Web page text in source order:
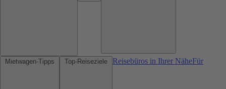
Reisebüros in Ihrer NäheFür